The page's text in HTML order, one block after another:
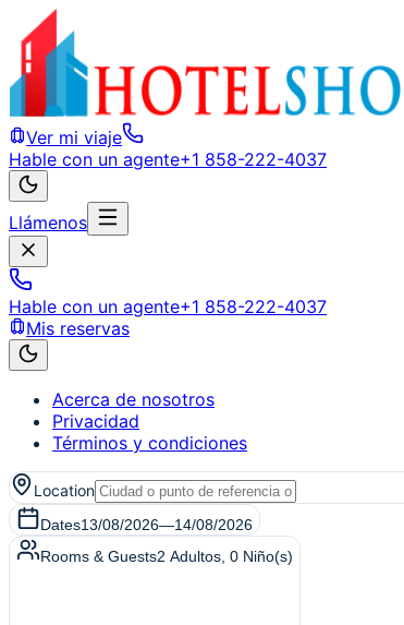
Ver mi viaje
Hable con un agente+1 858-222-4037
Llámenos
Hable con un agente+1 858-222-4037
Mis reservas
Acerca de nosotros
Privacidad
Términos y condiciones
Location
Dates13/08/2026—14/08/2026
Rooms & Guests2 Adultos 0 Niño(s)